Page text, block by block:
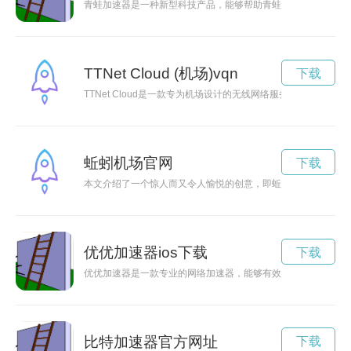
青蛙加速器是一种新型科技产品，能够帮助青蛙提高运动速度
TTNet Cloud (机场)vqn
TTNet Cloud是一款专为机场设计的无线网络服务工具，用户
下载
蚯蚓机场官网
本文介绍了一个惊人而又令人愉悦的创意，即蚯蚓机场。这个
下载
优优加速器ios下载
优优加速器是一款专业的网络加速器，能够有效提升用户的上
下载
比特加速器官方网址 下载